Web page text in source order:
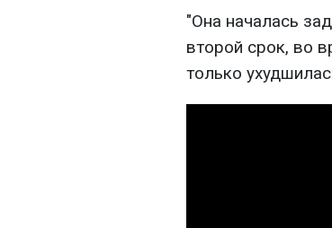
"Она началась
второй срок, во
только